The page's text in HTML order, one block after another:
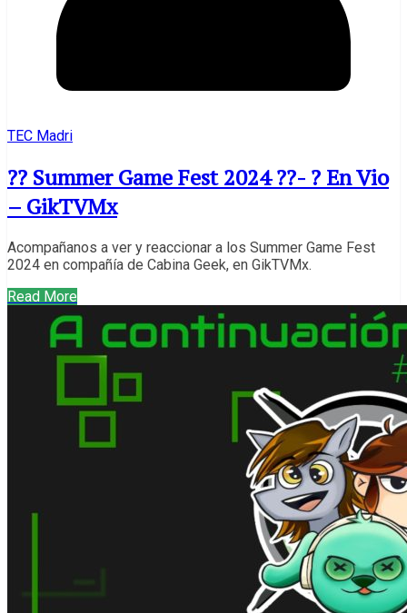
TEC Madri
?? Summer Game Fest 2024 ??️- ? En Vio
– GikTVMx
Acompañanos a ver y reaccionar a los Summer Game Fest
2024 en compañía de Cabina Geek, en GikTVMx.
Read More